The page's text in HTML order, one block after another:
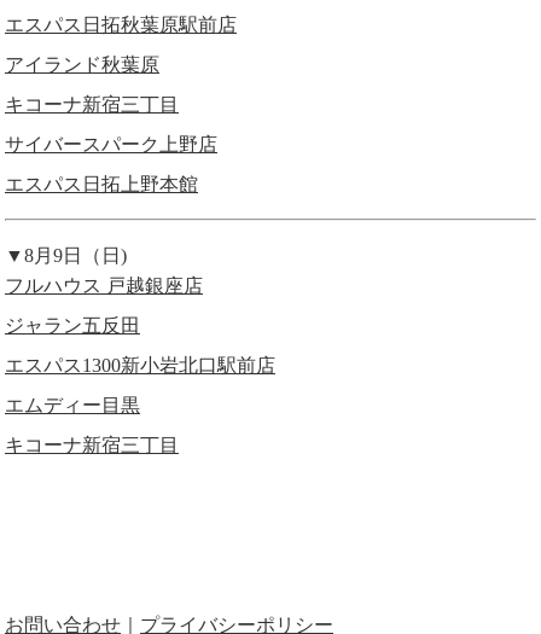
エスパス日拓秋葉原駅前店
アイランド秋葉原
キコーナ新宿三丁目
サイバースパーク上野店
エスパス日拓上野本館
▼8月9日（日)
フルハウス 戸越銀座店
ジャラン五反田
エスパス1300新小岩北口駅前店
エムディー目黒
キコーナ新宿三丁目
お問い合わせ プライバシーポリシー